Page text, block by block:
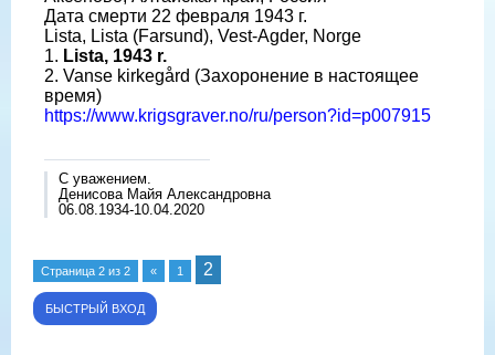
Дата смерти 22 февраля 1943 г.
Lista, Lista (Farsund), Vest-Agder, Norge
1. Lista, 1943 r.
2. Vanse kirkegård (Захоронение в настоящее
время)
https://www.krigsgraver.no/ru/person?id=p007915
С уважением.
Денисова Майя Александровна
06.08.1934-10.04.2020
Страница 2 из 2 « 1 2